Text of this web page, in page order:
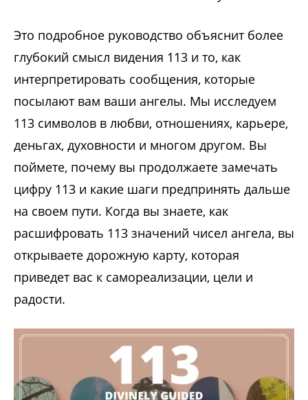
Это подробное руководство объяснит более
глубокий смысл видения 113 и то, как
интерпретировать сообщения, которые
посылают вам ваши ангелы. Мы исследуем
113 символов в любви, отношениях, карьере,
деньгах, духовности и многом другом. Вы
поймете, почему вы продолжаете замечать
цифру 113 и какие шаги предпринять дальше
на своем пути. Когда вы знаете, как
расшифровать 113 значений чисел ангела, вы
открываете дорожную карту, которая
приведет вас к самореализации, цели и
радости.